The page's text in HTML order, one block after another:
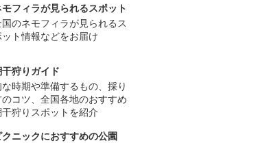
フィラが見られるスポット
のネモフィラが見られるス
ト情報などをお届け
狩りガイド
時期や準備するもの、採り
コツ、全国各地のおすすめ
狩りスポットを紹介
クニックにおすすめの公園